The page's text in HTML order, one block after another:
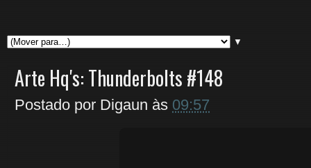
▼
Arte Hq's: Thunderbolts #148
Postado por Digaun às 09:57